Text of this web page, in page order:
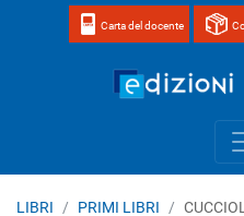
Carta del docente
LIBRI PRIMI LIBRI